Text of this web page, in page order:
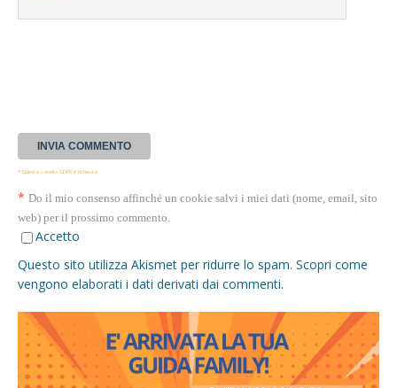
* Questa casella GDPR è richiesta
* Do il mio consenso affinché un cookie salvi i miei dati (nome, email, sito
web) per il prossimo commento.
Accetto
Questo sito utilizza Akismet per ridurre lo spam. Scopri come
vengono elaborati i dati derivati dai commenti.